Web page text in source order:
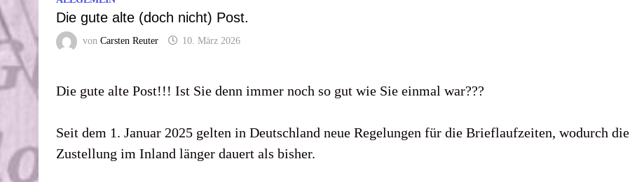
Die gute alte (doch nicht) Post.
vonCarsten Reuter 10. März 2026
Die gute alte Post!!! Ist Sie denn immer noch so gut wie Sie einmal war???
Seit dem 1. Januar 2025 gelten in Deutschland neue Regelungen für die Brieflaufzeiten, wodurch die
Zustellung im Inland länger dauert als bisher.